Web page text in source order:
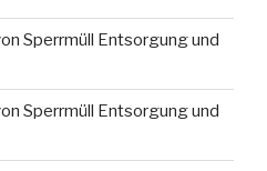
Sperrmüll Entsorgung und
Sperrmüll Entsorgung und